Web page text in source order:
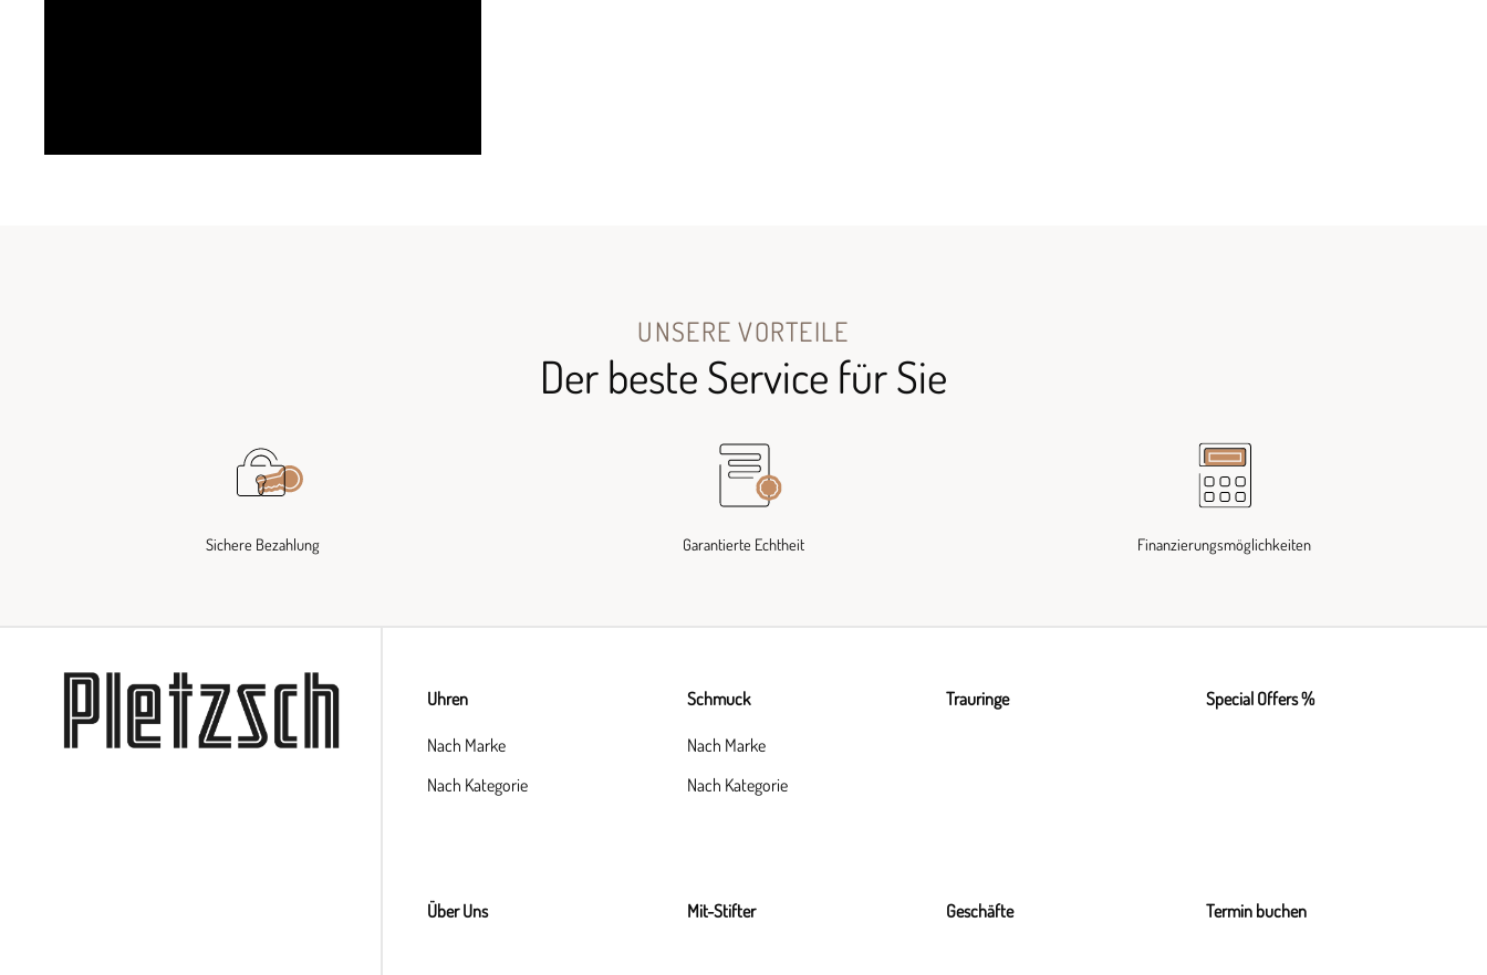
UNSERE VORTEILE
Der beste Service für Sie
Sichere Bezahlung Garantierte Echtheit Finanzierungsmöglichkeiten
Uhren
Nach Marke
Nach Kategorie
Schmuck
Nach Marke
Nach Kategorie
Trauringe Special Offers %
Über Uns Mit-Stifter Geschäfte Termin buchen